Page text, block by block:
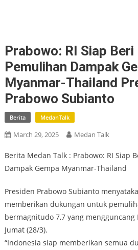
Prabowo: RI Siap Beri
Pemulihan Dampak
Myanmar-Thailand
Prabowo Subianto
Berita MedanTalk
March 29, 2025 Medan Talk
Berita Medan Talk : Prabowo: RI Siap
Dampak Gempa Myanmar-Thailand
Presiden Prabowo Subianto
memberikan dukungan untuk
bermagnitudo 7,7 yang
Jumat (28/3).
“Indonesia siap memberikan semua